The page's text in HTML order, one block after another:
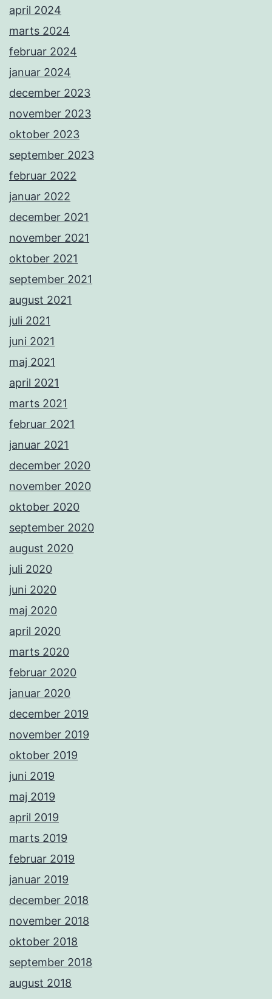
april 2024
marts 2024
februar 2024
januar 2024
december 2023
november 2023
oktober 2023
september 2023
februar 2022
januar 2022
december 2021
november 2021
oktober 2021
september 2021
august 2021
juli 2021
juni 2021
maj 2021
april 2021
marts 2021
februar 2021
januar 2021
december 2020
november 2020
oktober 2020
september 2020
august 2020
juli 2020
juni 2020
maj 2020
april 2020
marts 2020
februar 2020
januar 2020
december 2019
november 2019
oktober 2019
juni 2019
maj 2019
april 2019
marts 2019
februar 2019
januar 2019
december 2018
november 2018
oktober 2018
september 2018
august 2018